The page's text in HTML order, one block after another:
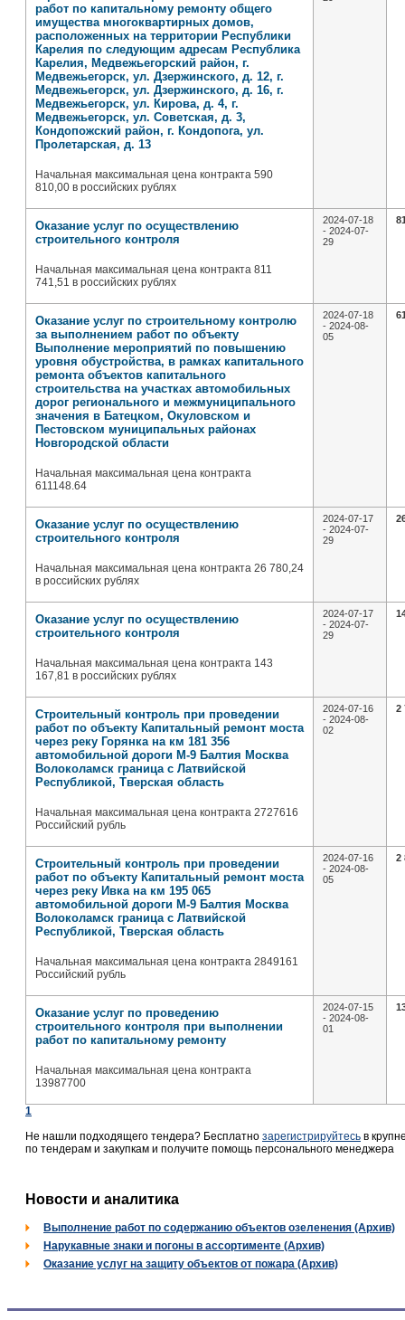
работ по капитальному ремонту общего
имущества многоквартирных домов,
расположенных на территории Республики
Карелия по следующим адресам Республика
Карелия, Медвежьегорский район, г.
Медвежьегорск, ул. Дзержинского, д. 12, г.
Медвежьегорск, ул. Дзержинского, д. 16, г.
Медвежьегорск, ул. Кирова, д. 4, г.
Медвежьегорск, ул. Советская, д. 3,
Кондопожский район, г. Кондопога, ул.
Пролетарская, д. 13
Начальная максимальная цена контракта 590
810,00 в российских рублях
Оказание услуг по осуществлению
строительного контроля
Начальная максимальная цена контракта 811
741,51 в российских рублях
2024-07-18
- 2024-07-
29
Оказание услуг по строительному контролю
за выполнением работ по объекту
Выполнение мероприятий по повышению
уровня обустройства, в рамках капитального
ремонта объектов капитального
строительства на участках автомобильных
дорог регионального и межмуниципального
значения в Батецком, Окуловском и
Пестовском муниципальных районах
Новгородской области
Начальная максимальная цена контракта
611148.64
2024-07-18
- 2024-08-
05
Оказание услуг по осуществлению
строительного контроля
Начальная максимальная цена контракта 26 780,24
в российских рублях
2024-07-17
- 2024-07-
29
Оказание услуг по осуществлению
строительного контроля
Начальная максимальная цена контракта 143
167,81 в российских рублях
2024-07-17
- 2024-07-
29
Строительный контроль при проведении
работ по объекту Капитальный ремонт моста
через реку Горянка на км 181 356
автомобильной дороги М-9 Балтия Москва
Волоколамск граница с Латвийской
Республикой, Тверская область
Начальная максимальная цена контракта 2727616
Российский рубль
2024-07-16
- 2024-08-
02
2
Строительный контроль при проведении
работ по объекту Капитальный ремонт моста
через реку Ивка на км 195 065
автомобильной дороги М-9 Балтия Москва
Волоколамск граница с Латвийской
Республикой, Тверская область
Начальная максимальная цена контракта 2849161
Российский рубль
2024-07-16
- 2024-08-
05
2
Оказание услуг по проведению
строительного контроля при выполнении
работ по капитальному ремонту
Начальная максимальная цена контракта
13987700
2024-07-15
- 2024-08-
01
1
Не нашли подходящего тендера? Бесплатно зарегистрируйтесь в
по тендерам и закупкам и получите помощь персонального менеджера
Новости и аналитика
Выполнение работ по содержанию объектов озеленения (Архив)
Нарукавные знаки и погоны в ассортименте (Архив)
Оказание услуг на защиту объектов от пожара (Архив)